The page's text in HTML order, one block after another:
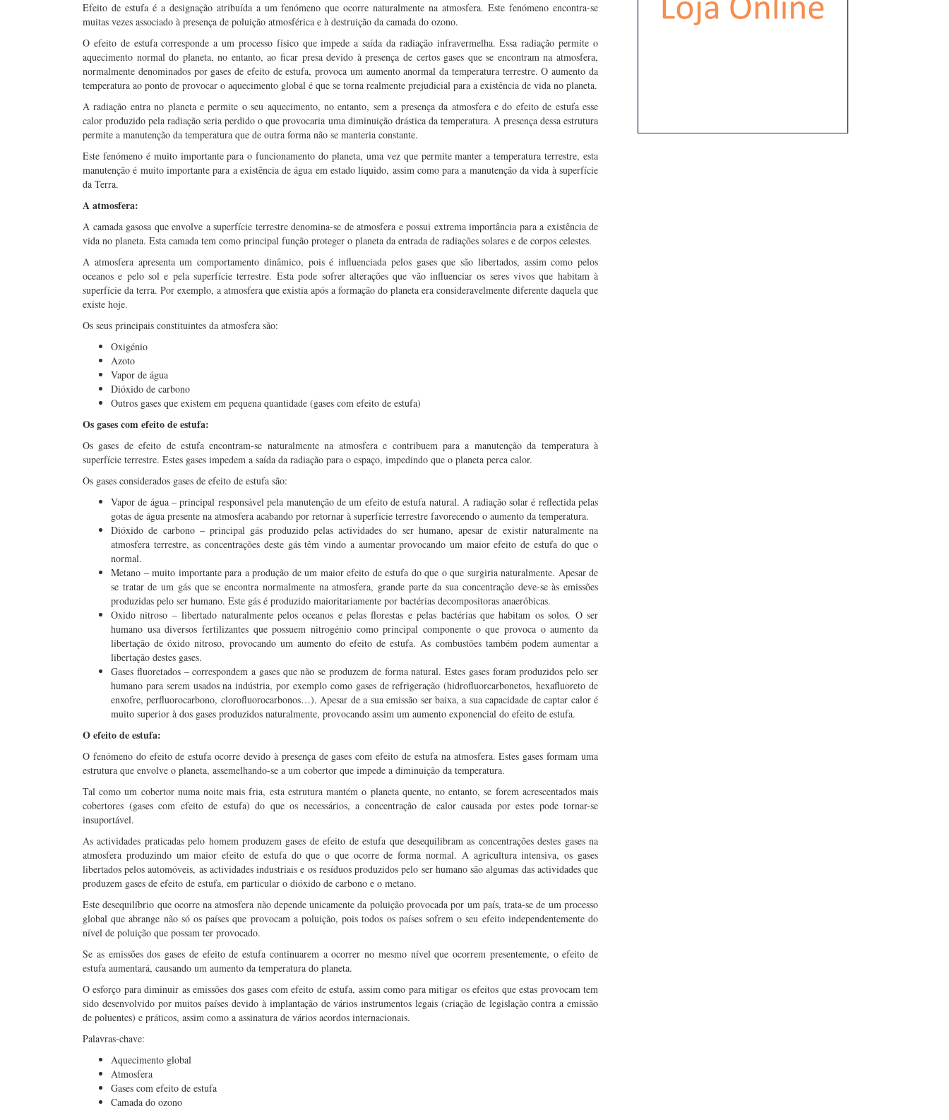
Efeito de estufa é a designação atribuída a um fenómeno que ocorre naturalmente na atmosfera. Este fenómeno encontra-se
muitas vezes associado à presença de poluição atmosférica e à destruição da camada do ozono.
O efeito de estufa corresponde a um processo físico que impede a saída da radiação infravermelha. Essa radiação permite o
aquecimento normal do planeta, no entanto, ao ficar presa devido à presença de certos gases que se encontram na atmosfera,
normalmente denominados por gases de efeito de estufa, provoca um aumento anormal da temperatura terrestre. O aumento da
temperatura ao ponto de provocar o aquecimento global é que se torna realmente prejudicial para a existência de vida no planeta.
A radiação entra no planeta e permite o seu aquecimento, no entanto, sem a presença da atmosfera e do efeito de estufa esse
calor produzido pela radiação seria perdido o que provocaria uma diminuição drástica da temperatura. A presença dessa estrutura
permite a manutenção da temperatura que de outra forma não se manteria constante.
Este fenómeno é muito importante para o funcionamento do planeta, uma vez que permite manter a temperatura terrestre, esta
manutenção é muito importante para a existência de água em estado liquido, assim como para a manutenção da vida à superfície
da Terra.
A atmosfera:
A camada gasosa que envolve a superfície terrestre denomina-se de atmosfera e possui extrema importância para a existência de
vida no planeta. Esta camada tem como principal função proteger o planeta da entrada de radiações solares e de corpos celestes.
A atmosfera apresenta um comportamento dinâmico, pois é influenciada pelos gases que são libertados, assim como pelos
oceanos e pelo sol e pela superfície terrestre. Esta pode sofrer alterações que vão influenciar os seres vivos que habitam à
superfície da terra. Por exemplo, a atmosfera que existia após a formação do planeta era consideravelmente diferente daquela que
existe hoje.
Os seus principais constituintes da atmosfera são:
Oxigénio
Azoto
Vapor de água
Dióxido de carbono
Outros gases que existem em pequena quantidade (gases com efeito de estufa)
Os gases com efeito de estufa:
Os gases de efeito de estufa encontram-se naturalmente na atmosfera e contribuem para a manutenção da temperatura à
superfície terrestre. Estes gases impedem a saída da radiação para o espaço, impedindo que o planeta perca calor.
Os gases considerados gases de efeito de estufa são:
Vapor de água – principal responsável pela manutenção de um efeito de estufa natural. A radiação solar é reflectida pelas
gotas de água presente na atmosfera acabando por retornar à superfície terrestre favorecendo o aumento da temperatura.
Dióxido de carbono – principal gás produzido pelas actividades do ser humano, apesar de existir naturalmente na
atmosfera terrestre, as concentrações deste gás têm vindo a aumentar provocando um maior efeito de estufa do que o
normal.
Metano – muito importante para a produção de um maior efeito de estufa do que o que surgiria naturalmente. Apesar de
se tratar de um gás que se encontra normalmente na atmosfera, grande parte da sua concentração deve-se às emissões
produzidas pelo ser humano. Este gás é produzido maioritariamente por bactérias decompositoras anaeróbicas.
Oxido nitroso – libertado naturalmente pelos oceanos e pelas florestas e pelas bactérias que habitam os solos. O ser
humano usa diversos fertilizantes que possuem nitrogénio como principal componente o que provoca o aumento da
libertação de óxido nitroso, provocando um aumento do efeito de estufa. As combustões também podem aumentar a
libertação destes gases.
Gases fluoretados – correspondem a gases que não se produzem de forma natural. Estes gases foram produzidos pelo ser
humano para serem usados na indústria, por exemplo como gases de refrigeração (hidrofluorcarbonetos, hexafluoreto de
enxofre, perfluorocarbono, clorofluorocarbonos…). Apesar de a sua emissão ser baixa, a sua capacidade de captar calor é
muito superior à dos gases produzidos naturalmente, provocando assim um aumento exponencial do efeito de estufa.
O efeito de estufa:
O fenómeno do efeito de estufa ocorre devido à presença de gases com efeito de estufa na atmosfera. Estes gases formam uma
estrutura que envolve o planeta, assemelhando-se a um cobertor que impede a diminuição da temperatura.
Tal como um cobertor numa noite mais fria, esta estrutura mantém o planeta quente, no entanto, se forem acrescentados mais
cobertores (gases com efeito de estufa) do que os necessários, a concentração de calor causada por estes pode tornar-se
insuportável.
As actividades praticadas pelo homem produzem gases de efeito de estufa que desequilibram as concentrações destes gases na
atmosfera produzindo um maior efeito de estufa do que o que ocorre de forma normal. A agricultura intensiva, os gases
libertados pelos automóveis, as actividades industriais e os resíduos produzidos pelo ser humano são algumas das actividades que
produzem gases de efeito de estufa, em particular o dióxido de carbono e o metano.
Este desequilíbrio que ocorre na atmosfera não depende unicamente da poluição provocada por um país, trata-se de um processo
global que abrange não só os países que provocam a poluição, pois todos os países sofrem o seu efeito independentemente do
nível de poluição que possam ter provocado.
Se as emissões dos gases de efeito de estufa continuarem a ocorrer no mesmo nível que ocorrem presentemente, o efeito de
estufa aumentará, causando um aumento da temperatura do planeta.
O esforço para diminuir as emissões dos gases com efeito de estufa, assim como para mitigar os efeitos que estas provocam tem
sido desenvolvido por muitos países devido à implantação de vários instrumentos legais (criação de legislação contra a emissão
de poluentes) e práticos, assim como a assinatura de vários acordos internacionais.
Palavras-chave:
Aquecimento global
Atmosfera
Gases com efeito de estufa
Camada do ozono